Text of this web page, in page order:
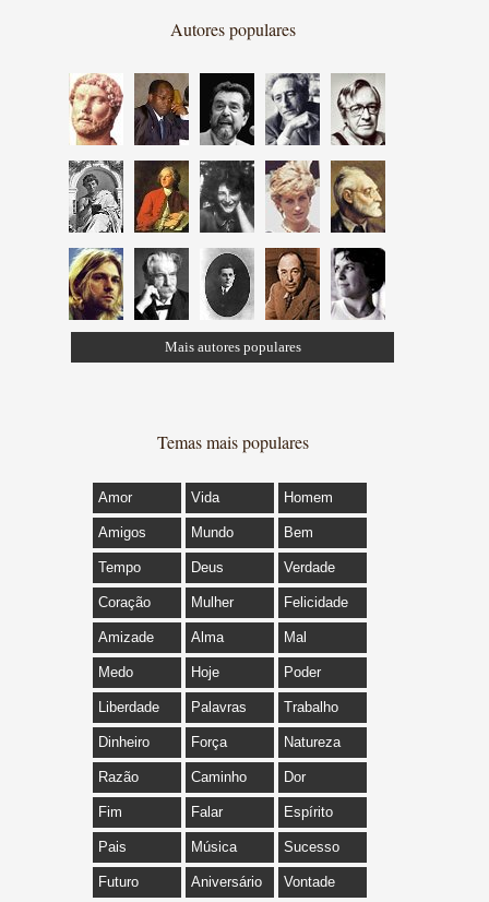
Autores populares
Mais autores populares
Temas mais populares
Amor Vida Homem
Amigos Mundo Bem
Tempo Deus Verdade
Coração Mulher Felicidade
Amizade Alma Mal
Medo Hoje Poder
Liberdade Palavras Trabalho
Dinheiro Força Natureza
Razão Caminho Dor
Fim Falar Espírito
Pais Música Sucesso
Futuro Aniversário Vontade